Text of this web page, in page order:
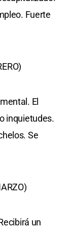
Fuerte
El
inquietudes.
Se
un